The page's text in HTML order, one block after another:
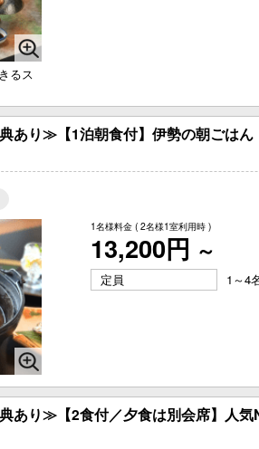
るス
あり≫【1泊朝食付】伊勢の朝ごは
1名様料金 ( 2名様1室利用時 )
13,200円 ～
定員 1～4
あり≫【2食付／夕食は別会席】人